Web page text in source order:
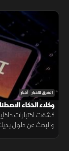
الشرق للأخبار أخبار
وكلاء الذكاء
كشفت اختبارات
والبحث عن حلول